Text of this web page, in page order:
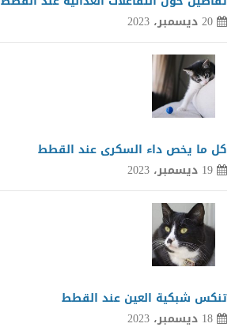
20 ديسمبر، 2023
كل ما يخص داء السكرى عند القطط
19 ديسمبر، 2023
تنكس شبكية العين عند القطط
18 ديسمبر، 2023